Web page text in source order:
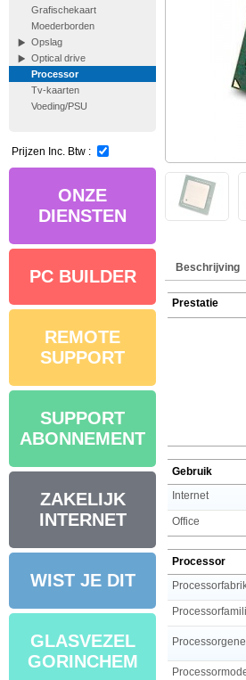
Grafischekaart
Moederborden
Opslag
Optical drive
Processor
Tv-kaarten
Voeding/PSU
Prijzen Inc. Btw :
ONZE
DIENSTEN
PC BUILDER
REMOTE
SUPPORT
SUPPORT
ABONNEMENT
ZAKELIJK
INTERNET
WIST JE DIT
GLASVEZEL
GORINCHEM
Beschrijving
Prestatie
Gebruik
Internet
Office
Processor